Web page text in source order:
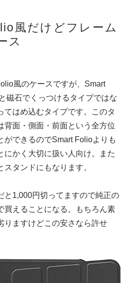
風だけどフレーム
ス
風のケースですが、Smart
磁石でくっつけるタイプではな
てはめ込むタイプです。このタ
背面・側面・前面という全方位
ができるのでSmart Folioよりも
にかく大切に扱い人向け。また
スタンドにもなります。
と1,000円切ってますので純正の
買えることになる。もちろん素
りますけどこの安さなら許せ